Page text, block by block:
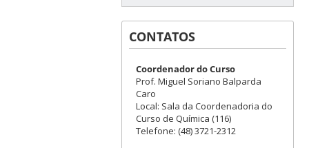
CONTATOS
Coordenador do Curso
Prof. Miguel Soriano Balparda
Caro
Local: Sala da Coordenadoria do
Curso de Química (116)
Telefone: (48) 3721-2312